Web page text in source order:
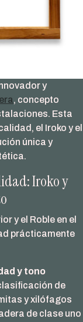
y
, concepto
Esta
el Iroko y el
única y
Iroko y
y el Roble en el
prácticamente
y tono
de
y xilófagos
de clase uno